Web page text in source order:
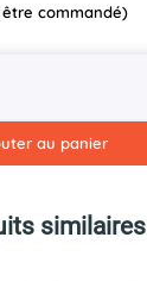
commandé)
au panier
similaires